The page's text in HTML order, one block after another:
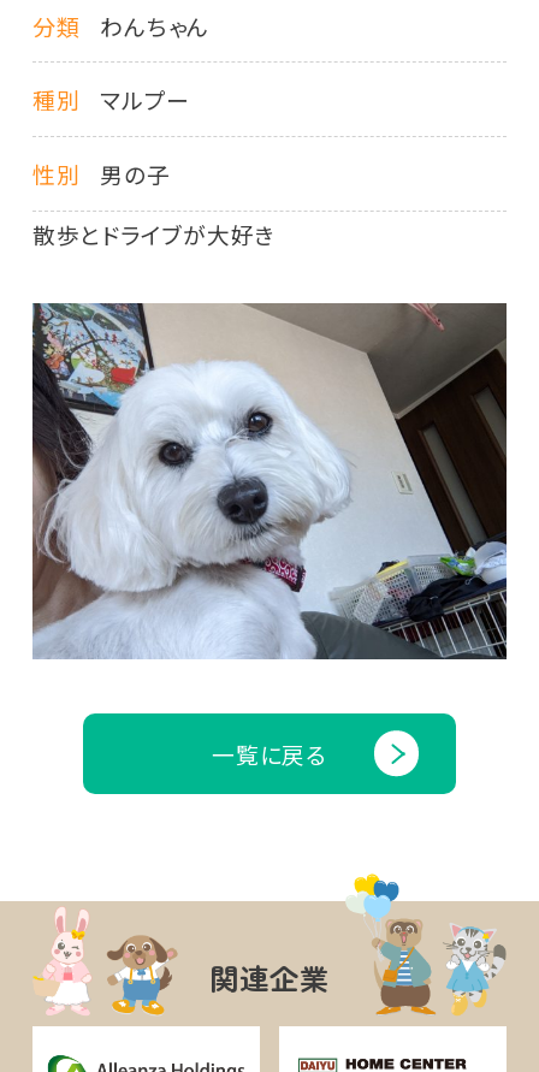
分類 わんちゃん
種別 マルプー
性別
男の子
散歩とドライブが大好き
一覧に戻る
関連企業